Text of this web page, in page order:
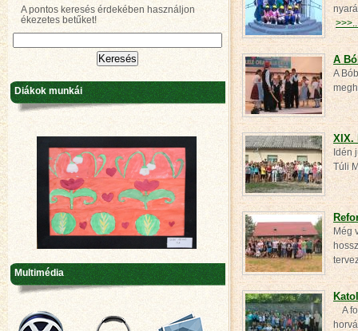
A
A
XIX.
Idén
Túli
Még
A
A pontos keresés érdekében használjon
ékezetes betűket!
Diákok munkái
Multimédia